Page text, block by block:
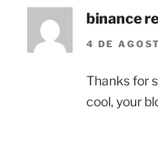
binance
4 DE
Thanks for
cool, your